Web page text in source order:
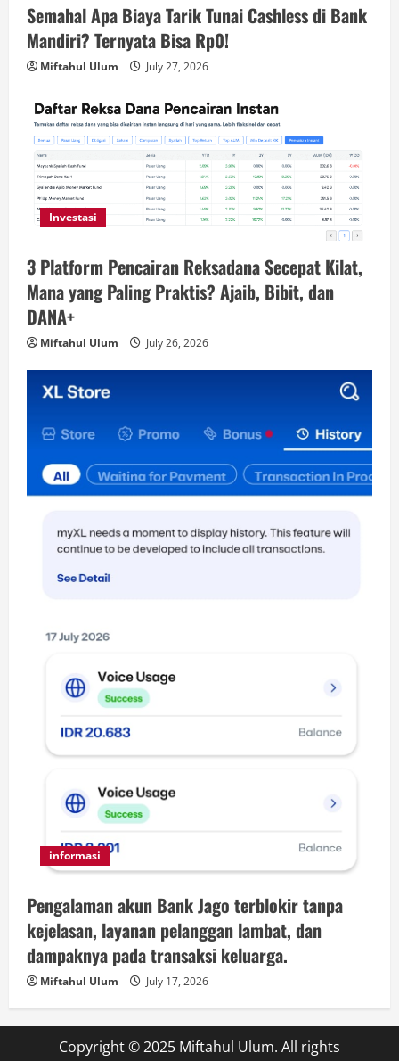
Semahal Apa Biaya Tarik Tunai Cashless di Bank
Mandiri? Ternyata Bisa Rp0!
Miftahul Ulum July 27, 2026
Investasi
3 Platform Pencairan Reksadana Secepat Kilat,
Mana yang Paling Praktis? Ajaib, Bibit, dan
DANA+
Miftahul Ulum July 26, 2026
informasi
Pengalaman akun Bank Jago terblokir tanpa
kejelasan, layanan pelanggan lambat, dan
dampaknya pada transaksi keluarga.
Miftahul Ulum July 17, 2026
Copyright © 2025 Miftahul Ulum. All rights